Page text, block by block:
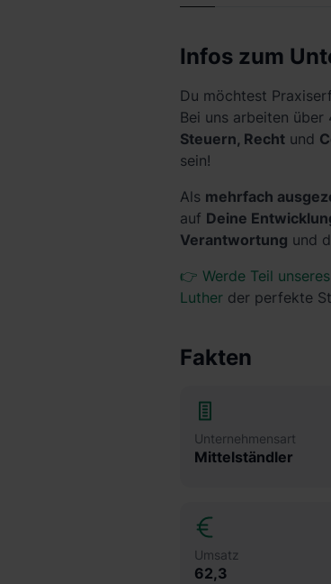
Infos zum
Du möchtest
Bei uns arbeiten über
Steuern, Recht und
sein!
Als mehrfach
auf Deine
Verantwortung und
👉 Werde Teil
Luther der perfekte
Fakten
Unternehmensart
Mittelständler
Umsatz
62,3